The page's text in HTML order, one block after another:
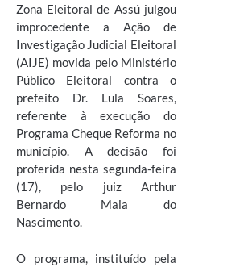
Zona Eleitoral de Assú julgou
improcedente a Ação de
Investigação Judicial Eleitoral
(AIJE) movida pelo Ministério
Público Eleitoral contra o
prefeito Dr. Lula Soares,
referente à execução do
Programa Cheque Reforma no
município. A decisão foi
proferida nesta segunda-feira
(17), pelo juiz Arthur
Bernardo Maia do
Nascimento.
O programa, instituído pela